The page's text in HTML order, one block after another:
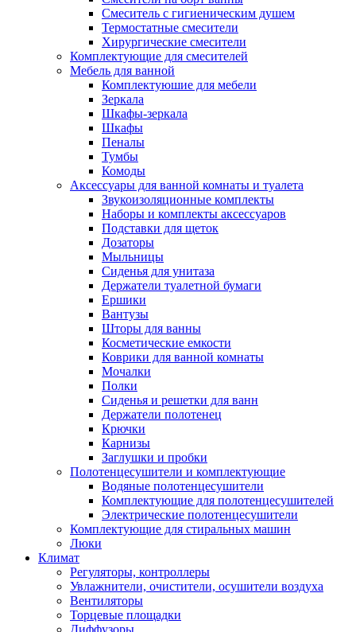
Смеситель с гигиеническим душем
Термостатные смесители
Хирургические смесители
Комплектующие для смесителей
Мебель для ванной
Комплектуюшие для мебели
Зеркала
Шкафы-зеркала
Шкафы
Пеналы
Тумбы
Комоды
Аксессуары для ванной комнаты и туалета
Звукоизоляционные комплекты
Наборы и комплекты аксессуаров
Подставки для щеток
Дозаторы
Мыльницы
Сиденья для унитаза
Держатели туалетной бумаги
Ершики
Вантузы
Шторы для ванны
Косметические емкости
Коврики для ванной комнаты
Мочалки
Полки
Сиденья и решетки для ванн
Держатели полотенец
Крючки
Карнизы
Заглушки и пробки
Полотенцесушители и комплектующие
Водяные полотенцесушители
Комплектующие для полотенцесушителей
Электрические полотенцесушители
Комплектующие для стиральных машин
Люки
Климат
Регуляторы, контроллеры
Увлажнители, очистители, осушители воздуха
Вентиляторы
Торцевые площадки
Диффузоры